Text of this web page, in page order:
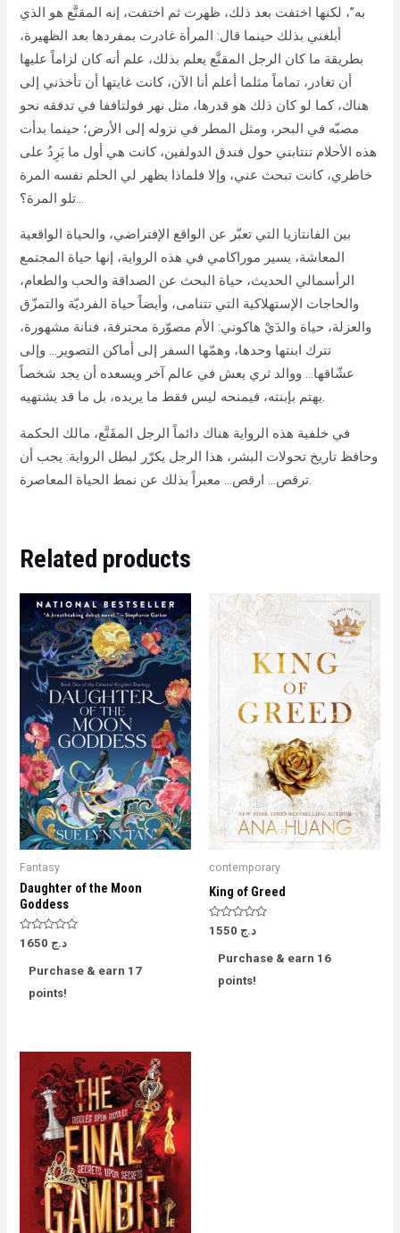
به”، لكنها اختفت بعد ذلك، ظهرت ثم اختفت، إنه المقنَّع هو الذي
أبلغني بذلك حينما قال: المرأة غادرت بمفردها بعد الظهيرة،
بطريقة ما كان الرجل المقنَّع يعلم بذلك، علم أنه كان لزاماً عليها
أن تغادر، تماماً مثلما أعلم أنا الآن، كانت غايتها أن تأخذني إلى
هناك، كما لو كان ذلك هو قدرها، مثل نهر فولتاففا في تدفقه نحو
مصبّه في البحر، ومثل المطر في نزوله إلى الأرض؛ حينما بدأت
هذه الأحلام تنتابني حول فندق الدولفين، كانت هي أول ما يَرِدُ على
خاطري، كانت تبحث عني، وإلا فلماذا يظهر لي الحلم نفسه المرة
تلو المرة؟…
بين الفانتازيا التي تعبّر عن الواقع الإفتراضي، والحياة الواقعية
المعاشة، يسير موراكامي في هذه الرواية، إنها حياة المجتمع
الرأسمالي الحديث، حياة البحث عن الصداقة والحب والطعام،
والحاجات الإستهلاكية التي تتنامى، وأيضاً حياة الفرديّة والتمزّق
والعزلة، حياة والدَيْ هاكوني: الأم مصوّرة محترفة، فنانة مشهورة،
تترك ابنتها وحدها، وهمّها السفر إلى أماكن التصوير… وإلى
عشّاقها… ووالد ثري يعش في عالم آخر ويسعده أن يجد شخصاً
يهتم بإبنته، فيمنحه ليس فقط ما يريده، بل ما قد يشتهيه.
في خلفية هذه الرواية هناك دائماً الرجل المقَنَّع، مالك الحكمة
وحافظ تاريخ تحولات البشر، هذا الرجل يكرّر لبطل الرواية: يجب أن
ترقص… ارقص… معبراً بذلك عن نمط الحياة المعاصرة.
Related products
Fantasy
Daughter of the Moon
Goddess
Rated
0
of
د.ج
Purchase & earn 17
points!
contemporary
King of Greed
Rated
0
د.ج
Purchase & earn 16
points!